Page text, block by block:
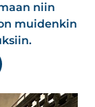
niin
muidenkin